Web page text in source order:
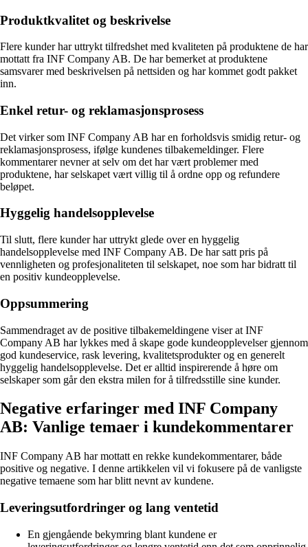
Produktkvalitet og beskrivelse
Flere kunder har uttrykt tilfredshet med kvaliteten på produktene de har
mottatt fra INF Company AB. De har bemerket at produktene
samsvarer med beskrivelsen på nettsiden og har kommet godt pakket
inn.
Enkel retur- og reklamasjonsprosess
Det virker som INF Company AB har en forholdsvis smidig retur- og
reklamasjonsprosess, ifølge kundenes tilbakemeldinger. Flere
kommentarer nevner at selv om det har vært problemer med
produktene, har selskapet vært villig til å ordne opp og refundere
beløpet.
Hyggelig handelsopplevelse
Til slutt, flere kunder har uttrykt glede over en hyggelig
handelsopplevelse med INF Company AB. De har satt pris på
vennligheten og profesjonaliteten til selskapet, noe som har bidratt til
en positiv kundeopplevelse.
Oppsummering
Sammendraget av de positive tilbakemeldingene viser at INF
Company AB har lykkes med å skape gode kundeopplevelser gjennom
god kundeservice, rask levering, kvalitetsprodukter og en generelt
hyggelig handelsopplevelse. Det er alltid inspirerende å høre om
selskaper som går den ekstra milen for å tilfredsstille sine kunder.
Negative erfaringer med INF Company
AB: Vanlige temaer i kundekommentarer
INF Company AB har mottatt en rekke kundekommentarer, både
positive og negative. I denne artikkelen vil vi fokusere på de vanligste
negative temaene som har blitt nevnt av kundene.
Leveringsutfordringer og lang ventetid
En gjengående bekymring blant kundene er